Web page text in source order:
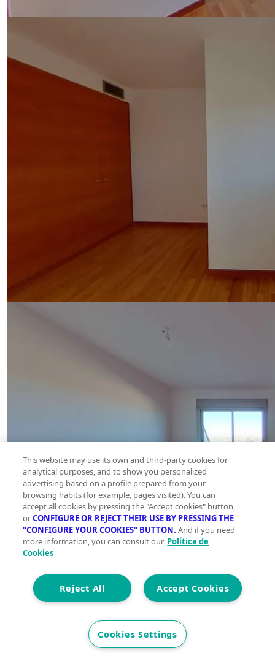
This website may use its own and third-party cookies for
analytical purposes, and to show you personalized
advertising based on a profile prepared from your
browsing habits (for example, pages visited). You can
accept all cookies by pressing the "Accept cookies" button,
orCONFIGURE OR REJECT THEIR USE BY PRESSING THE
"CONFIGURE YOUR COOKIES" BUTTON. And if you need
more information, you can consult our Política de
Cookies
Accept Cookies
Reject All
Cookies Settings